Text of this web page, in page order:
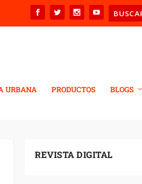
URBANA PRODUCTOS BLOGS
REVISTA DIGITAL